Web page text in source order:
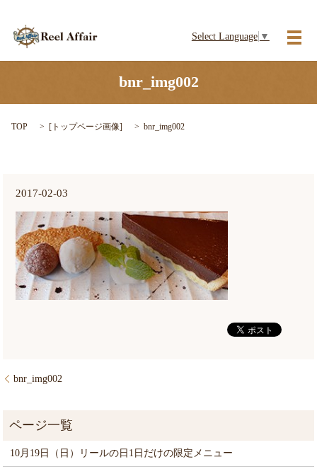
Select Language ▼
メ
bnr_img002
TOP [ トップページ画像] bnr_img002
2017-02-03
bnr_img002
10月19日（日）リールの日1日だけの限定メニュー